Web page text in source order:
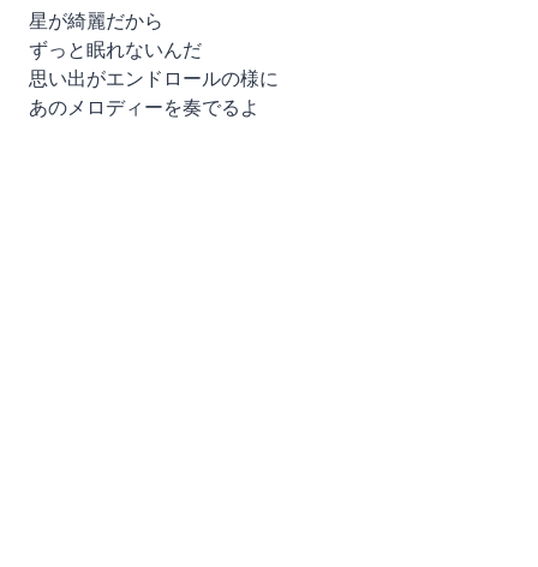
星が綺麗だから
ずっと眠れないんだ
思い出がエンドロールの様に
あのメロディーを奏でるよ